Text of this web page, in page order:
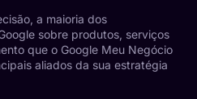
a maioria dos
sobre produtos, serviços
que o Google Meu Negócio
aliados da sua estratégia